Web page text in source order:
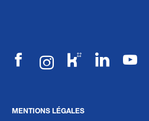
MENTIONS LÉGALES